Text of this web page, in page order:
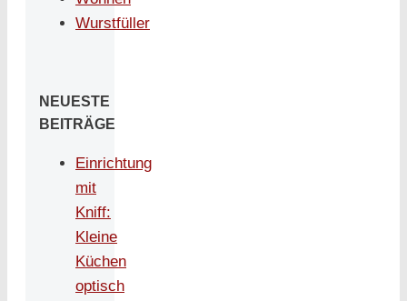
Wurstfüller
NEUESTE
BEITRÄGE
Einrichtung
mit
Kniff:
Kleine
Küchen
optisch